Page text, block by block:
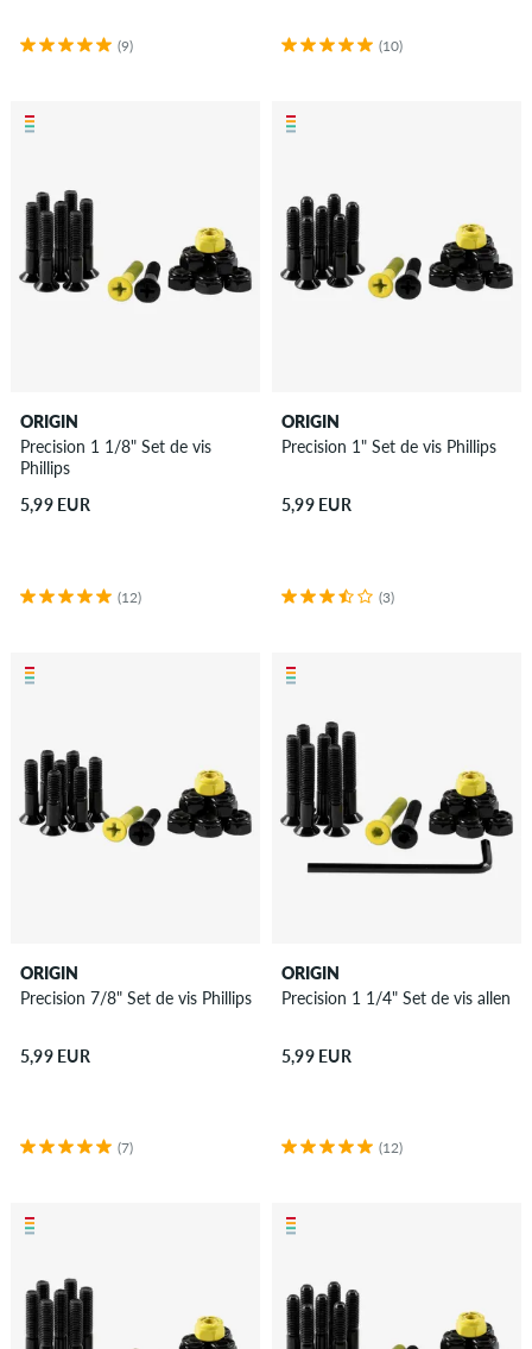
(9) (10)
ORIGIN
Precision 1 1/8" Set de vis
Phillips
5,99 EUR
(12)
ORIGIN
Precision 1" Set de vis Phillips
5,99 EUR
(3)
ORIGIN
Precision 7/8" Set de vis Phillips
5,99 EUR
(7)
ORIGIN
Precision 1 1/4" Set de vis allen
5,99 EUR
(12)